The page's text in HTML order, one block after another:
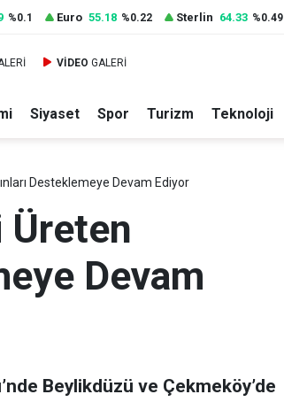
%0.1 Euro 55.18 %0.22 Sterlin 64.33 %0.49
VİDEO GALERİ
Siyaset Spor Turizm Teknoloji
Desteklemeye Devam Ediyor
Devam
Beylikdüzü ve Çekmeköy’de